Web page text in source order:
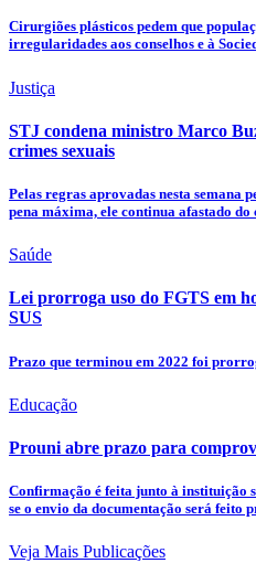
Cirurgiões plásticos pedem que
irregularidades aos conselhos e à
Justiça
STJ condena ministro Marco
crimes sexuais
Pelas regras aprovadas nesta semana
pena máxima, ele continua afastado
Saúde
Lei prorroga uso do FGTS em
SUS
Prazo que terminou em 2022 foi
Educação
Prouni abre prazo para
Confirmação é feita junto à instituição
se o envio da documentação será feito
Veja Mais Publicações